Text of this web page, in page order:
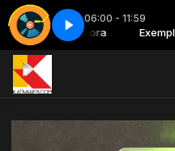
06:00 - 11:59
de locutora
1 Top